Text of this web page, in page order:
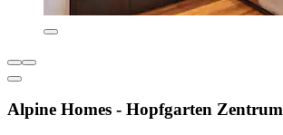
Alpine Homes - Hopfgarten Zentrum